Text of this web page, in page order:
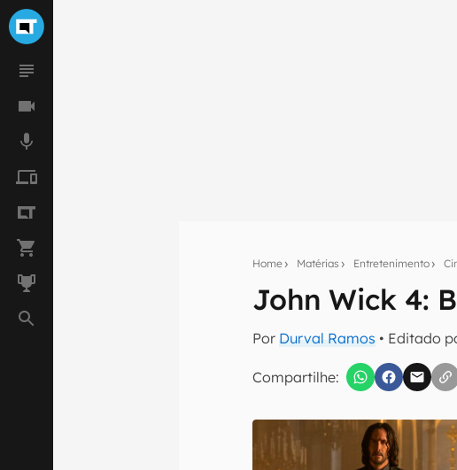
Home Matérias Entretenimento
John Wick 4:
Por Durval Ramos • Editado
Compartilhe:
Seu resumo
Assine a newsletter do